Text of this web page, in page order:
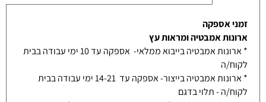
זמני אספקה
ארונות אמבטיה ומראות עץ
* ארונות אמבטיה בייבוא ממלאי- אספקה עד 10 ימי עבודה בבית
לקוח/ה
* ארונות אמבטיה בייצור- אספקה עד 14-21 ימי עבודה בבית
לקוח/ה - תלוי בדגם